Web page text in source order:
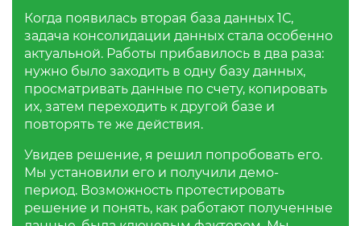
Когда появилась вторая база данных 1С,
задача консолидации данных стала особенно
актуальной. Работы прибавилось в два раза:
нужно было заходить в одну базу данных,
просматривать данные по счету, копировать
их, затем переходить к другой базе и
повторять те же действия.
Увидев решение, я решил попробовать его.
Мы установили его и получили демо-
период. Возможность протестировать
решение и понять, как работают полученные